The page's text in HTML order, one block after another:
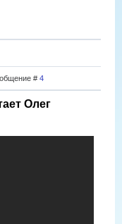
# 4
Олег